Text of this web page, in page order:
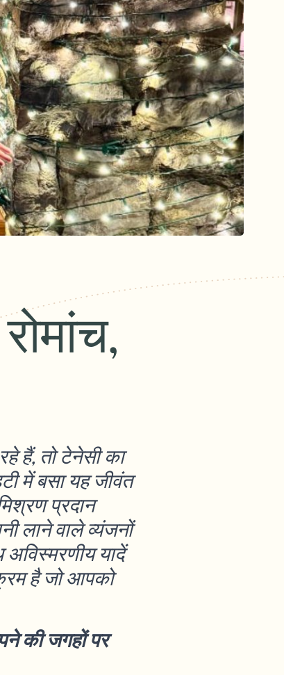
हैं, तो टेनेसी का
में बसा यह जीवंत
प्रदान
लाने वाले व्यंजनों
यादें
है जो आपको
की जगहों पर